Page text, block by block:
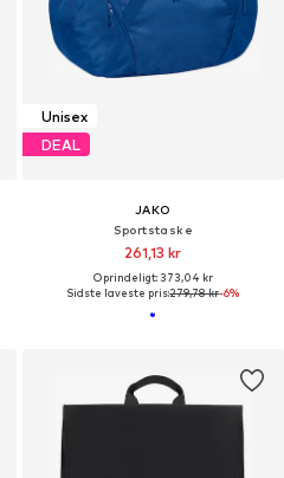
Unisex
DEAL
JAKO
Sportstaske
261,13 kr
Oprindeligt: 373,04 kr
Sidste laveste pris:279,78 kr-6%